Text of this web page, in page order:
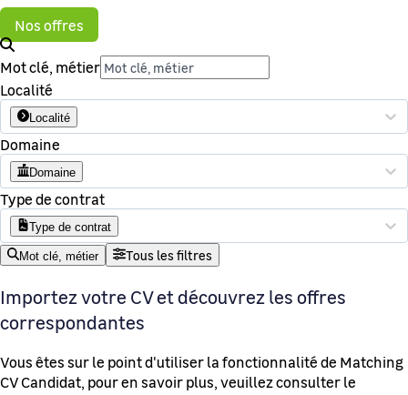
Nos offres
Mot clé, métier
Localité
Localité
Domaine
Domaine
Type de contrat
Type de contrat
Mot clé, métier Tous les filtres
Importez votre CV et découvrez les offres
correspondantes
Vous êtes sur le point d'utiliser la fonctionnalité de Matching
CV Candidat, pour en savoir plus, veuillez consulter le